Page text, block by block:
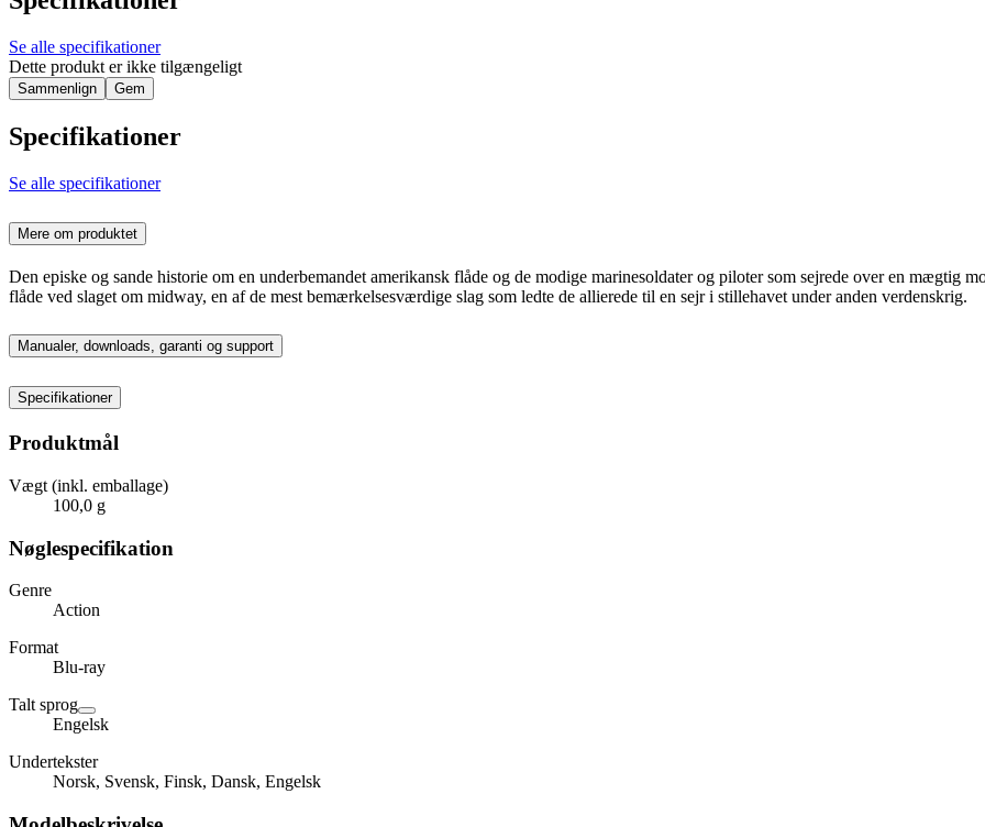
Se alle specifikationer
Dette produkt er ikke tilgængeligt
Sammenlign Gem
Specifikationer
Se alle specifikationer
Mere om produktet
Den episke og sande historie om en underbemandet amerikansk flåde og de modige marinesoldater og piloter som sejrede over en mægtig
flåde ved slaget om midway, en af de mest bemærkelsesværdige slag som ledte de allierede til en sejr i stillehavet under anden verdenskrig.
Manualer, downloads, garanti og support
Specifikationer
Produktmål
Vægt (inkl. emballage)
100,0 g
Nøglespecifikation
Genre
Action
Format
Blu-ray
Talt sprog
Engelsk
Undertekster
Norsk, Svensk, Finsk, Dansk, Engelsk